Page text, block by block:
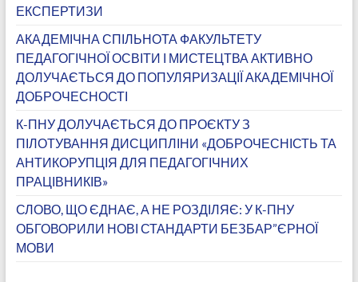
ЕКСПЕРТИЗИ
АКАДЕМІЧНА СПІЛЬНОТА ФАКУЛЬТЕТУ
ПЕДАГОГІЧНОЇ ОСВІТИ І МИСТЕЦТВА АКТИВНО
ДОЛУЧАЄТЬСЯ ДО ПОПУЛЯРИЗАЦІЇ АКАДЕМІЧНОЇ
ДОБРОЧЕСНОСТІ
К-ПНУ ДОЛУЧАЄТЬСЯ ДО ПРОЄКТУ З
ПІЛОТУВАННЯ ДИСЦИПЛІНИ «ДОБРОЧЕСНІСТЬ ТА
АНТИКОРУПЦІЯ ДЛЯ ПЕДАГОГІЧНИХ
ПРАЦІВНИКІВ»
СЛОВО, ЩО ЄДНАЄ, А НЕ РОЗДІЛЯЄ: У К-ПНУ
ОБГОВОРИЛИ НОВІ СТАНДАРТИ БЕЗБАР”ЄРНОЇ
МОВИ